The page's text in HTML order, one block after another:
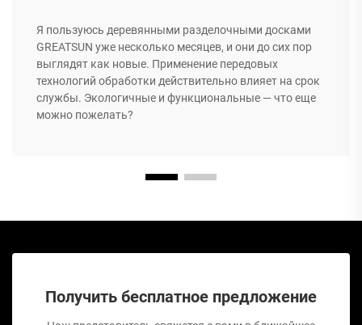
Я пользуюсь деревянными разделочными досками
GREATSUN уже несколько месяцев, и они до сих пор
выглядят как новые. Применение передовых
технологий обработки действительно влияет на срок
службы. Экологичные и функциональные — что еще
можно пожелать?
Получить бесплатное предложение